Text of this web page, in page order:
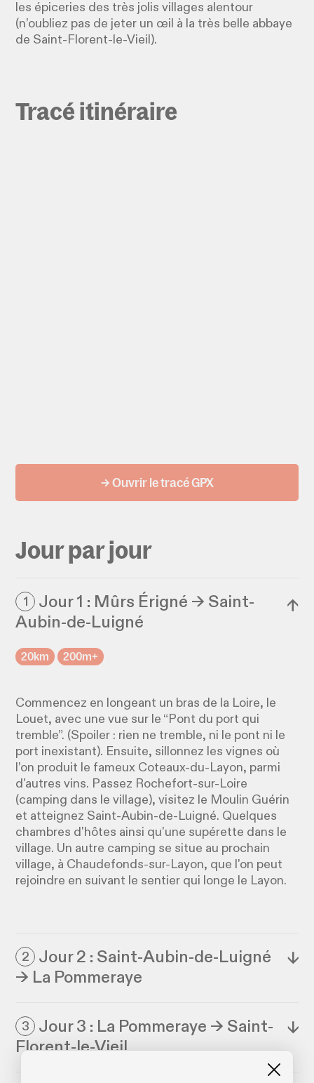
les épiceries des très jolis villages alentour
(n’oubliez pas de jeter un œil à la très belle abbaye
de Saint-Florent-le-Vieil).
Tracé itinéraire
→ Ouvrir le tracé GPX
Jour par jour
1
Jour 1 : Mûrs Érigné → Saint-
Aubin-de-Luigné
↓
20km 200m+
Commencez en longeant un bras de la Loire, le
Louet, avec une vue sur le “Pont du port qui
tremble”. (Spoiler : rien ne tremble, ni le pont ni le
port inexistant). Ensuite, sillonnez les vignes où
l’on produit le fameux Coteaux-du-Layon, parmi
d'autres vins. Passez Rochefort-sur-Loire
(camping dans le village), visitez le Moulin Guérin
et atteignez Saint-Aubin-de-Luigné. Quelques
chambres d'hôtes ainsi qu'une supérette dans le
village. Un autre camping se situe au prochain
village, à Chaudefonds-sur-Layon, que l'on peut
rejoindre en suivant le sentier qui longe le Layon.
2
Jour 2 : Saint-Aubin-de-Luigné
→ La Pommeraye
↓
3
Jour 3 : La Pommeraye → Saint-
Florent-le-Vieil
↓